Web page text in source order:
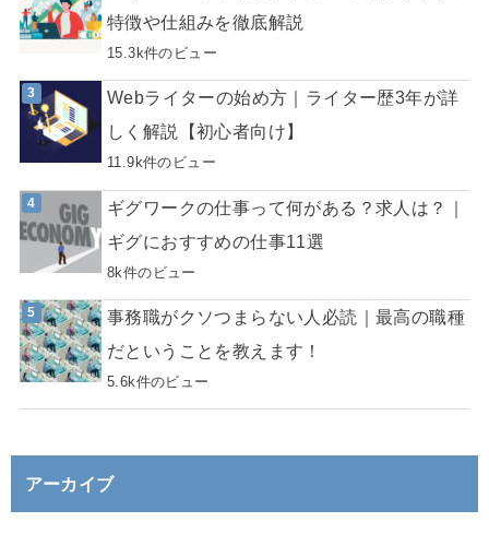
特徴や仕組みを徹底解説
15.3k件のビュー
Webライターの始め方｜ライター歴3年が詳
しく解説【初心者向け】
11.9k件のビュー
ギグワークの仕事って何がある？求人は？｜
ギグにおすすめの仕事11選
8k件のビュー
事務職がクソつまらない人必読｜最高の職種
だということを教えます！
5.6k件のビュー
アーカイブ